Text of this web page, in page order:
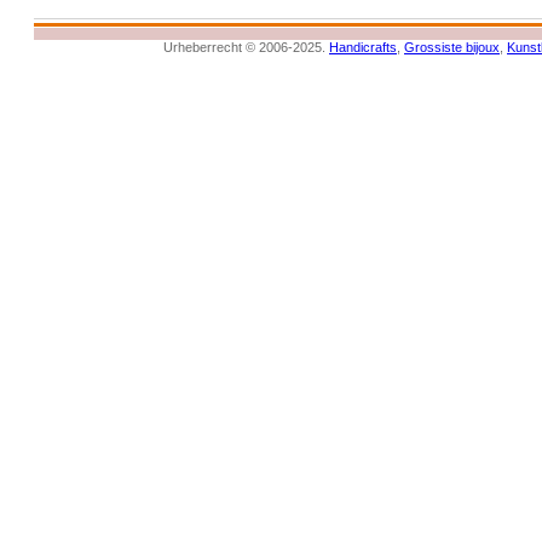
Urheberrecht © 2006-2025. Handicrafts Grossiste bijoux